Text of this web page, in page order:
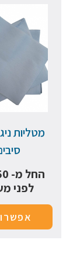
מטליות
החל מ-
לפני